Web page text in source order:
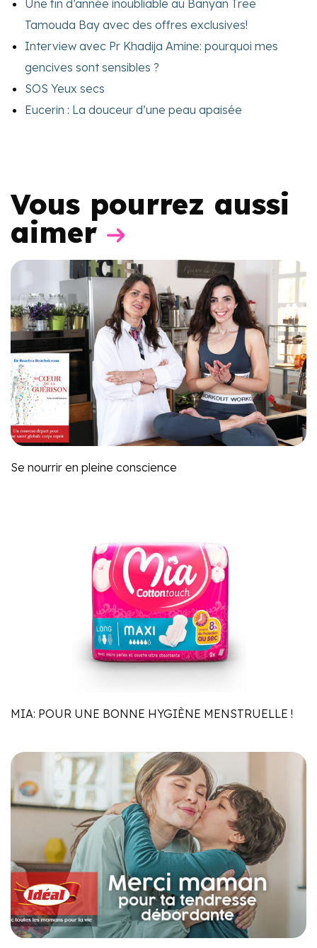
Une fin d’année inoubliable au Banyan Tree
Tamouda Bay avec des offres exclusives!
Interview avec Pr Khadija Amine: pourquoi mes
gencives sont sensibles ?
SOS Yeux secs
Eucerin : La douceur d’une peau apaisée
Vous pourrez aussi
aimer
Se nourrir en pleine conscience
MIA: POUR UNE BONNE HYGIÈNE MENSTRUELLE !